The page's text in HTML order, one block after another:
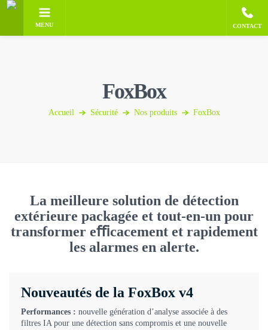
MENU CONTACT
FoxBox
Accueil Sécurité Nos produits FoxBox
La meilleure solution de détection
extérieure packagée et tout-en-un pour
transformer eﬃcacement et rapidement
les alarmes en alerte.
Nouveautés de la FoxBox v4
Performances : nouvelle génération d’analyse associée à des
filtres IA pour une détection sans compromis et une nouvelle